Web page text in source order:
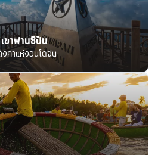
เขาฟานซีปัน
คาแห่งอินโดจีน